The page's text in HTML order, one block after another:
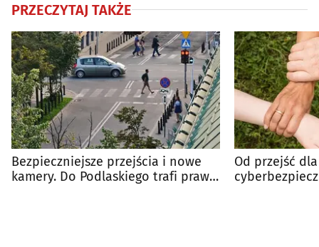
PRZECZYTAJ TAKŻE
Bezpieczniejsze przejścia i nowe
kamery. Do Podlaskiego trafi prawie
Od przejść